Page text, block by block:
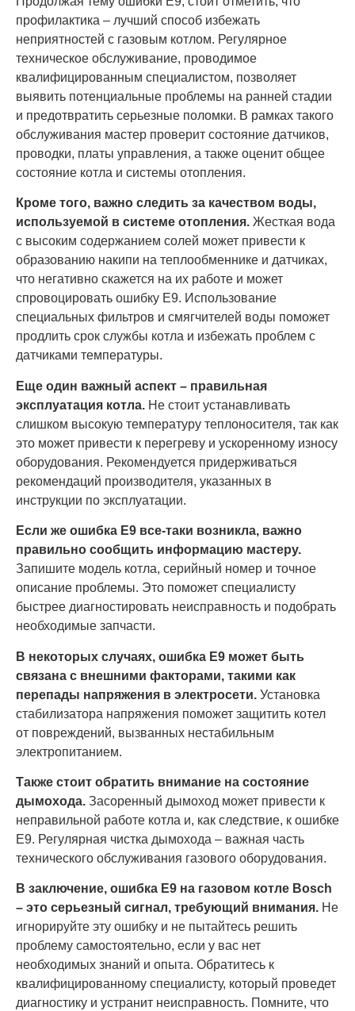
профилактика – лучший способ избежать
неприятностей с газовым котлом. Регулярное
техническое обслуживание, проводимое
квалифицированным специалистом, позволяет
выявить потенциальные проблемы на ранней стадии
и предотвратить серьезные поломки. В рамках такого
обслуживания мастер проверит состояние датчиков,
проводки, платы управления, а также оценит общее
состояние котла и системы отопления.
Кроме того, важно следить за качеством воды,
используемой в системе отопления. Жесткая вода
с высоким содержанием солей может привести к
образованию накипи на теплообменнике и датчиках,
что негативно скажется на их работе и может
спровоцировать ошибку E9. Использование
специальных фильтров и смягчителей воды поможет
продлить срок службы котла и избежать проблем с
датчиками температуры.
Еще один важный аспект – правильная
эксплуатация котла. Не стоит устанавливать
слишком высокую температуру теплоносителя, так как
это может привести к перегреву и ускоренному износу
оборудования. Рекомендуется придерживаться
рекомендаций производителя, указанных в
инструкции по эксплуатации.
Если же ошибка E9 все-таки возникла, важно
правильно сообщить информацию мастеру.
Запишите модель котла, серийный номер и точное
описание проблемы. Это поможет специалисту
быстрее диагностировать неисправность и подобрать
необходимые запчасти.
В некоторых случаях, ошибка E9 может быть
связана с внешними факторами, такими как
перепады напряжения в электросети. Установка
стабилизатора напряжения поможет защитить котел
от повреждений, вызванных нестабильным
электропитанием.
Также стоит обратить внимание на состояние
дымохода. Засоренный дымоход может привести к
неправильной работе котла и, как следствие, к ошибке
E9. Регулярная чистка дымохода – важная часть
технического обслуживания газового оборудования.
В заключение, ошибка E9 на газовом котле Bosch
– это серьезный сигнал, требующий внимания. Не
игнорируйте эту ошибку и не пытайтесь решить
проблему самостоятельно, если у вас нет
необходимых знаний и опыта. Обратитесь к
квалифицированному специалисту, который проведет
диагностику и устранит неисправность. Помните, что